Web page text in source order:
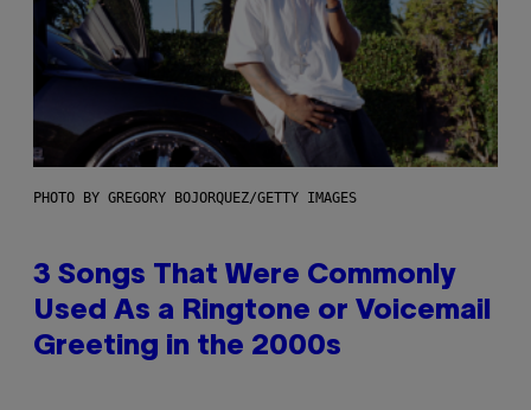
PHOTO BY GREGORY BOJORQUEZ/GETTY IMAGES
3 Songs That Were Commonly
Used As a Ringtone or Voicemail
Greeting in the 2000s